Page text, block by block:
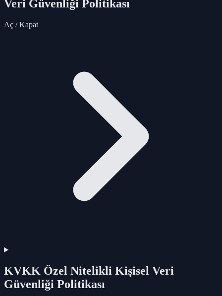
Veri Güvenliği Politikası
Aç / Kapat
KVKK Özel Nitelikli Kişisel Veri
Güvenliği Politikası